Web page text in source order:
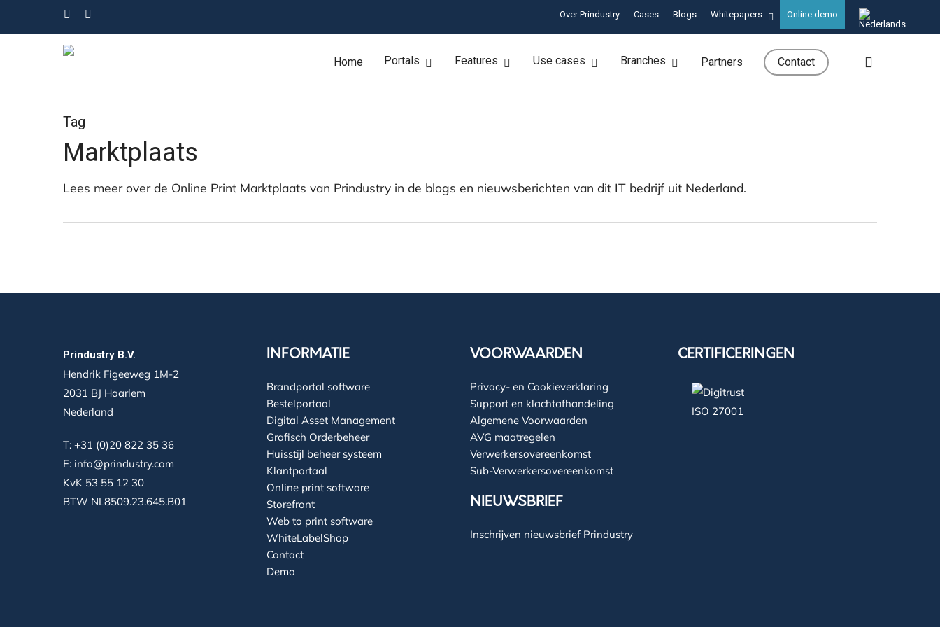
to
Over Prindustry Cases Blogs Whitepapers Online demo
Home Portals Features Use cases Branches Partners Contact
Tag
Marktplaats
Lees meer over de Online Print Marktplaats van Prindustry in de blogs en nieuwsberichten van dit IT bedrijf uit Nederland.
Prindustry B.V.
Hendrik Figeeweg 1M-2
2031 BJ Haarlem
Nederland
T: +31 (0)20 822 35 36
E: info@prindustry.com
KvK 53 55 12 30
BTW NL8509.23.645.B01
INFORMATIE
Brandportal software
Bestelportaal
Digital Asset Management
Grafisch Orderbeheer
Huisstijl beheer systeem
Klantportaal
Online print software
Storefront
Web to print software
WhiteLabelShop
Contact
Demo
VOORWAARDEN
Privacy- en Cookieverklaring
Support en klachtafhandeling
Algemene Voorwaarden
AVG maatregelen
Verwerkersovereenkomst
Sub-Verwerkersovereenkomst
NIEUWSBRIEF
Inschrijven nieuwsbrief Prindustry
CERTIFICERINGEN